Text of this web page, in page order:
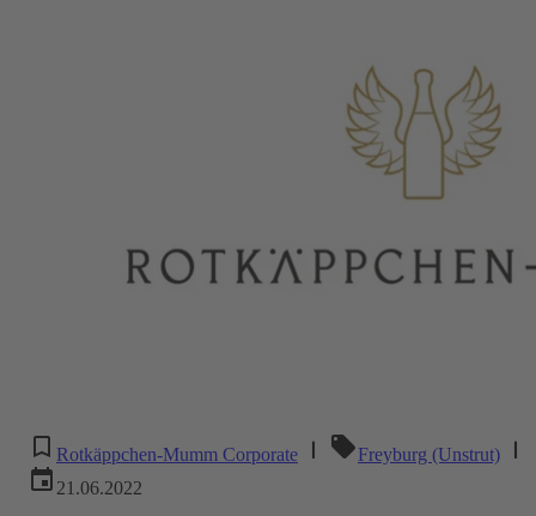
Rotkäppchen-Mumm Corporate | Freyburg (Unstrut) |
21.06.2022